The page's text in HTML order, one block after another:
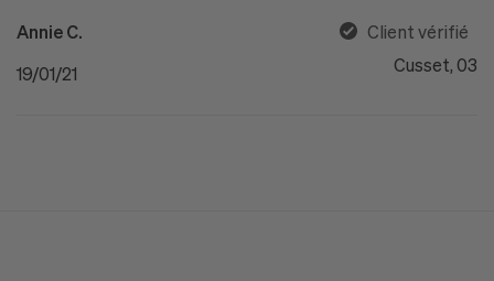
Annie C.
Client vérifié
19/01/21
Cusset, 03